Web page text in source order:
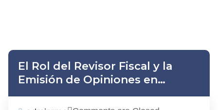
El Rol del Revisor Fiscal y la
Emisión de Opiniones en
Auditoría